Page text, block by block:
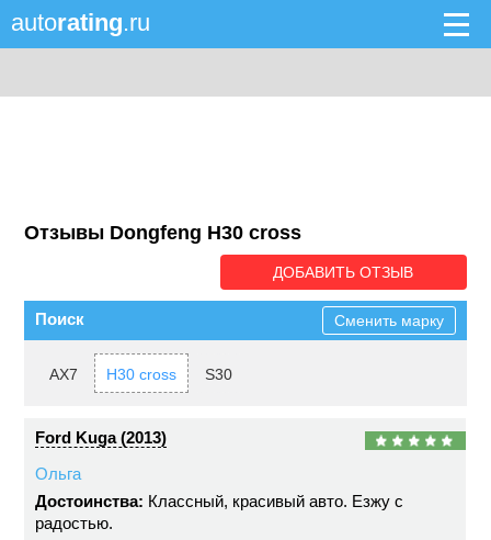
autorating.ru
Отзывы Dongfeng H30 cross
ДОБАВИТЬ ОТЗЫВ
Поиск Сменить марку
AX7 H30 cross S30
Ford Kuga (2013)
Ольга
Достоинства: Классный, красивый авто. Езжу с
радостью.